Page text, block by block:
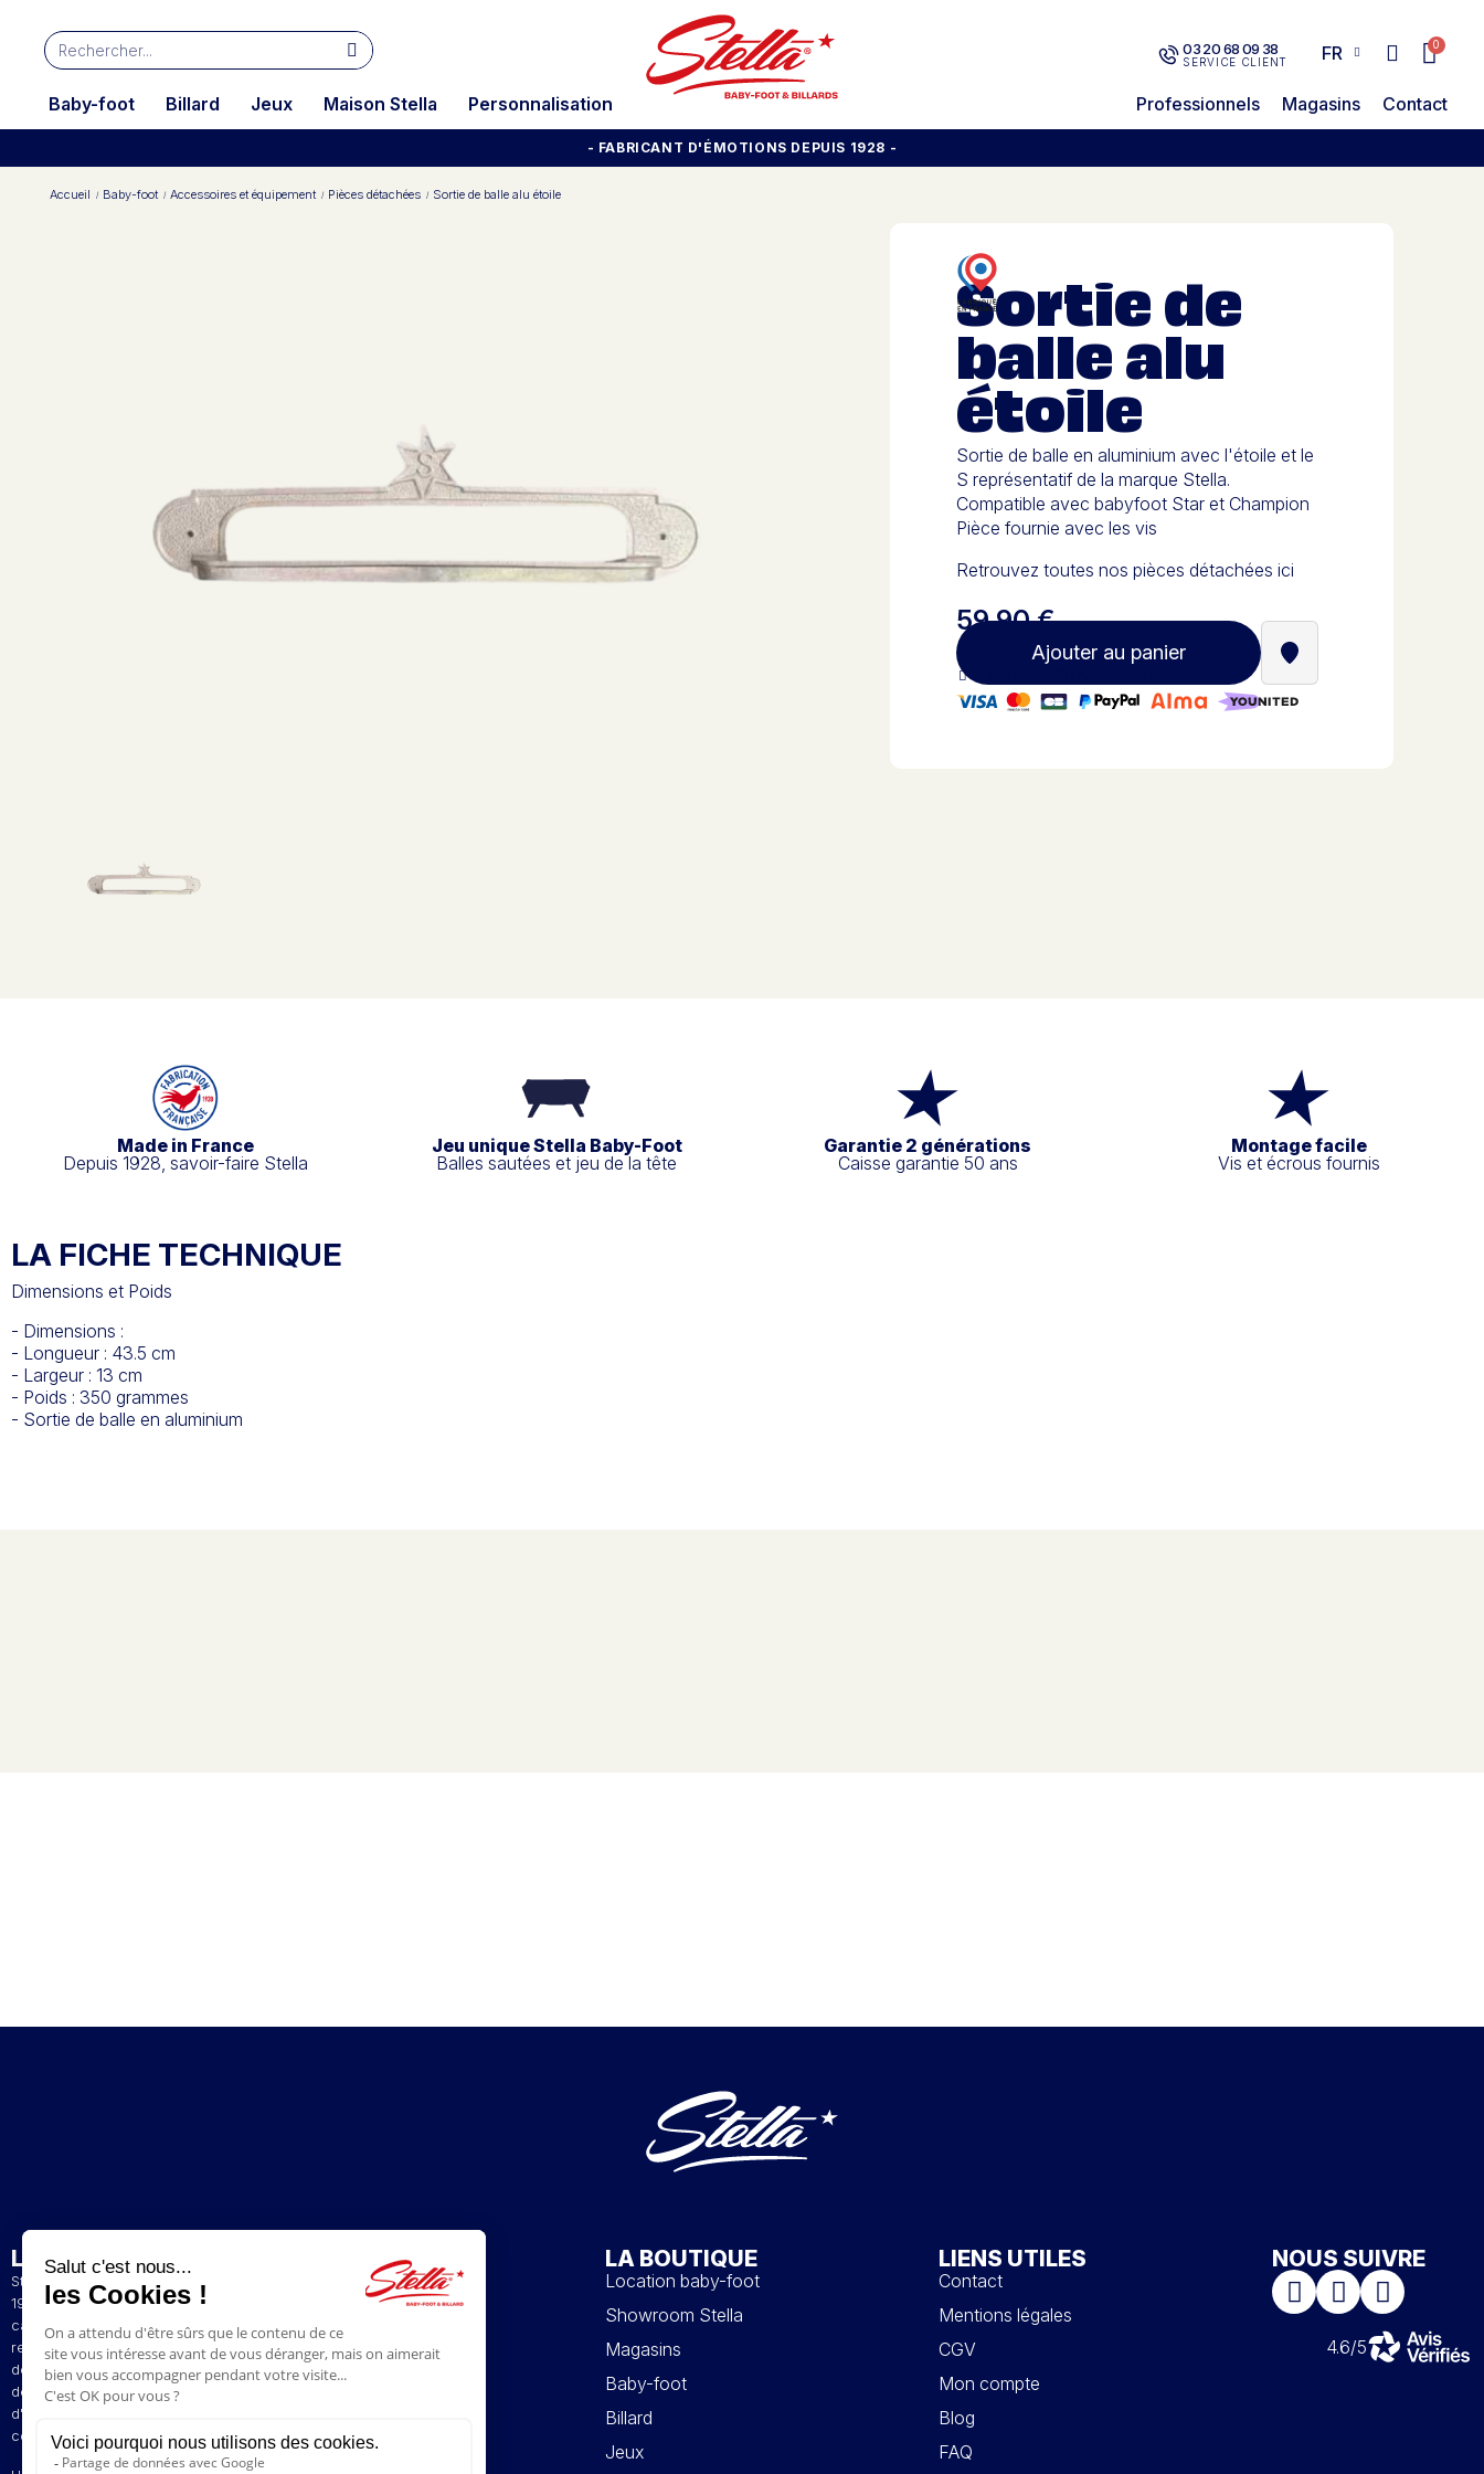
03 20 68 09 38
SERVICE CLIENT FR
Baby-foot Billard Jeux Maison Stella Personnalisation Professionnels Magasins Contact
- FABRICANT D'ÉMOTIONS DEPUIS 1928 -
Accueil Baby-foot Accessoires et équipement Pièces détachées Sortie de balle alu étoile
Sortie de
balle alu
étoile
Sortie de balle en aluminium avec l'étoile et le
S représentatif de la marque Stella.
Compatible avec babyfoot Star et Champion
Pièce fournie avec les vis
Retrouvez toutes nos pièces détachées ici
59,90 €
Ajouter au panier Trouver un revendeur
Paiement 100% sécurisé
Made in France
Depuis 1928, savoir-faire Stella
Jeu unique Stella Baby-Foot
Balles sautées et jeu de la tête
Garantie 2 générations
Caisse garantie 50 ans
Montage facile
Vis et écrous fournis
LA FICHE TECHNIQUE
Dimensions et Poids
- Dimensions :
- Longueur : 43.5 cm
- Largeur : 13 cm
- Poids : 350 grammes
- Sortie de balle en aluminium
L’ENTREPRISE
Stella est un fabricant artisanal et français de baby-foot depuis
1928. La présence de nos baby-foot dans de nombreux bars et
cafés du Nord de la France a contribué à construire notre
renommée. Le style de jeu original de nos baby-foot vous permet
de profiter d'une expérience de jeu unique. Nous avons à coeur
de faire perdurer la tradition pour vous faire revivre vos émotions
d'antan en vous proposant des modèles vintages aux plus
contemporains.
LA BOUTIQUE
Location baby-foot
Showroom Stella
Magasins
Baby-foot
Billard
Jeux
LIENS UTILES
Contact
Mentions légales
CGV
Mon compte
Blog
FAQ
NOUS SUIVRE
4.6/5